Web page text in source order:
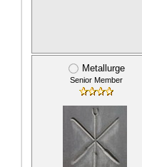
Metallurge
Senior Member